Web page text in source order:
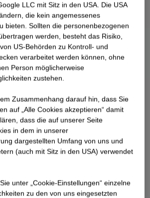
LLC mit Sitz in den USA. Die USA
die kein angemessenes
bieten. Sollten die personenbezogenen
werden, besteht das Risiko,
US-Behörden zu Kontroll- und
verarbeitet werden können, ohne
Person möglicherweise
zustehen.
Zusammenhang darauf hin, dass Sie
auf „Alle Cookies akzeptieren“ damit
dass die auf unserer Seite
in dem in unserer
dargestellten Umfang von uns und
(auch mit Sitz in den USA) verwendet
unter „Cookie-Einstellungen“ einzelne
zu den von uns eingesetzten